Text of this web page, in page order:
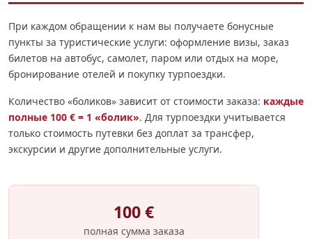
При каждом обращении к нам вы получаете бонусные
пункты за туристические услуги: оформление визы, заказ
билетов на автобус, самолет, паром или отдых на море,
бронирование отелей и покупку турпоездки.
Количество «боликов» зависит от стоимости заказа: каждые
полные 100 € = 1 «болик». Для турпоездки учитывается
только стоимость путевки без доплат за трансфер,
экскурсии и другие дополнительные услуги.
100 €
полная сумма заказа